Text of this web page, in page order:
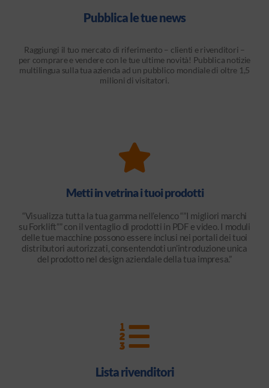
Pubblica le tue news
Raggiungi il tuo mercato di riferimento – clienti e rivenditori –
per comprare e vendere con le tue ultime novità! Pubblica notizie
multilingua sulla tua azienda ad un pubblico mondiale di oltre 1,5
milioni di visitatori.
Metti in vetrina i tuoi prodotti
“Visualizza tutta la tua gamma nell’elenco “”I migliori marchi
su Forklift”” con il ventaglio di prodotti in PDF e video. I moduli
delle tue macchine possono essere inclusi nei portali dei tuoi
distributori autorizzati, consentendoti un’introduzione unica
del prodotto nel design aziendale della tua impresa.”
Lista rivenditori